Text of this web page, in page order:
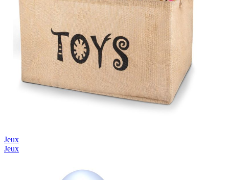
Jeux
Jeux